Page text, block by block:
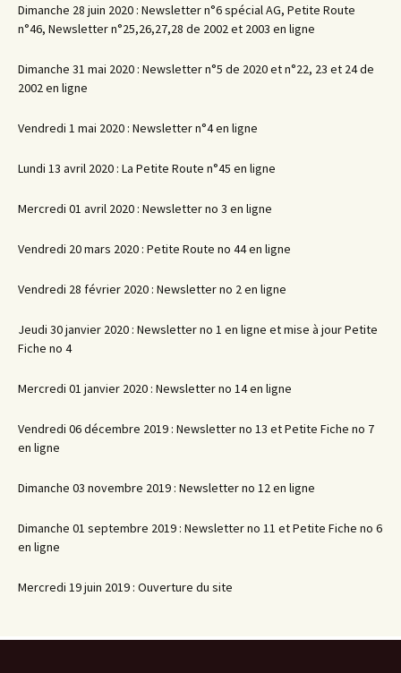
Dimanche 28 juin 2020 : Newsletter n°6 spécial AG, Petite Route
n°46, Newsletter n°25,26,27,28 de 2002 et 2003 en ligne
Dimanche 31 mai 2020 : Newsletter n°5 de 2020 et n°22, 23 et 24 de
2002 en ligne
Vendredi 1 mai 2020 : Newsletter n°4 en ligne
Lundi 13 avril 2020 : La Petite Route n°45 en ligne
Mercredi 01 avril 2020 : Newsletter no 3 en ligne
Vendredi 20 mars 2020 : Petite Route no 44 en ligne
Vendredi 28 février 2020 : Newsletter no 2 en ligne
Jeudi 30 janvier 2020 : Newsletter no 1 en ligne et mise à jour Petite
Fiche no 4
Mercredi 01 janvier 2020 : Newsletter no 14 en ligne
Vendredi 06 décembre 2019 : Newsletter no 13 et Petite Fiche no 7
en ligne
Dimanche 03 novembre 2019 : Newsletter no 12 en ligne
Dimanche 01 septembre 2019 : Newsletter no 11 et Petite Fiche no 6
en ligne
Mercredi 19 juin 2019 : Ouverture du site